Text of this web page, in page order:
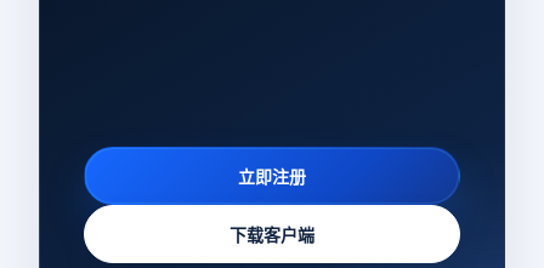
立即注册
下载客户端